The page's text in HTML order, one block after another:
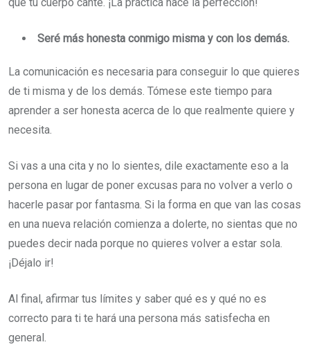
Seré más honesta conmigo misma y con los demás.
La comunicación es necesaria para conseguir lo que quieres
de ti misma y de los demás. Tómese este tiempo para
aprender a ser honesta acerca de lo que realmente quiere y
necesita.
Si vas a una cita y no lo sientes, dile exactamente eso a la
persona en lugar de poner excusas para no volver a verlo o
hacerle pasar por fantasma. Si la forma en que van las cosas
en una nueva relación comienza a dolerte, no sientas que no
puedes decir nada porque no quieres volver a estar sola.
¡Déjalo ir!
Al final, afirmar tus límites y saber qué es y qué no es
correcto para ti te hará una persona más satisfecha en
general.